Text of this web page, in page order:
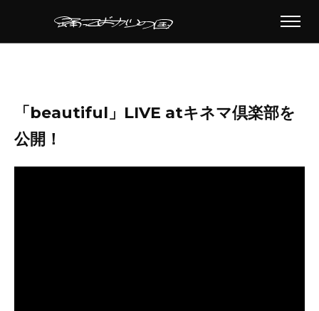
「beautiful」LIVE atキネマ倶楽部を
公開！